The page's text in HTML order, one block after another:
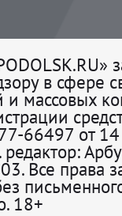
в сфере
и массовых
66497 от 14
Все права
18+